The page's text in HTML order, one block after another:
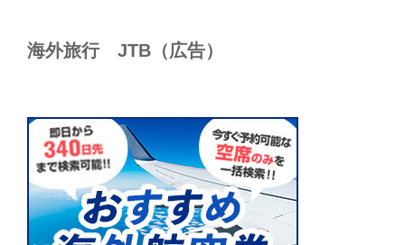
海外旅行 JTB（広告）